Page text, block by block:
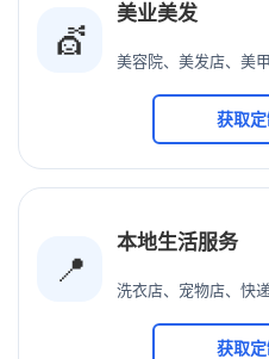
💇
美业美发
美容院、美发店、美
获取
📍
本地生活服务
洗衣店、宠物店、快
获取